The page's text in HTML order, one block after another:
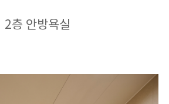
2층 안방욕실